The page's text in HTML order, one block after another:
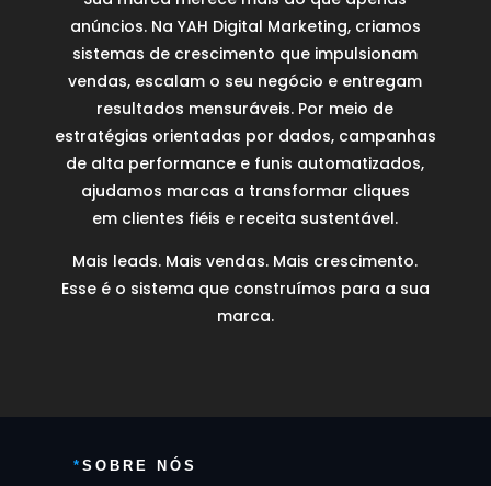
anúncios. Na YAH Digital Marketing, criamos
sistemas de crescimento que impulsionam
vendas, escalam o seu negócio e entregam
resultados mensuráveis. Por meio de
estratégias orientadas por dados, campanhas
de alta performance e funis automatizados,
ajudamos marcas a transformar cliques
em clientes fiéis e receita sustentável.
Mais leads. Mais vendas. Mais crescimento.
Esse é o sistema que construímos para a sua
marca.
*SOBRE NÓS